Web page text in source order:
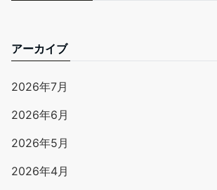
アーカイブ
2026年7月
2026年6月
2026年5月
2026年4月